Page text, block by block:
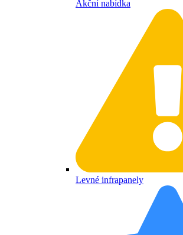
Akční nabídka
Levné infrapanely